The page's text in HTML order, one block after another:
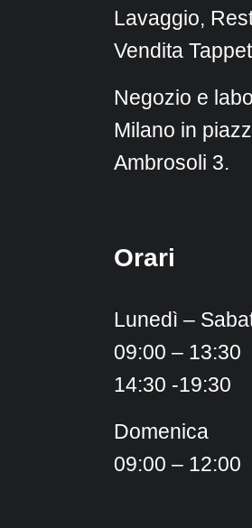
Lavaggio,
Vendita
Negozio e
Milano in
Ambrosoli 3.
Orari
Lunedì –
09:00 – 13:30
14:30 -19:30
Domenica
09:00 – 12:00